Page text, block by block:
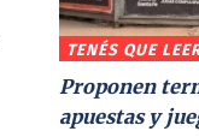
TENÉS QUE
Proponen
apuestas y